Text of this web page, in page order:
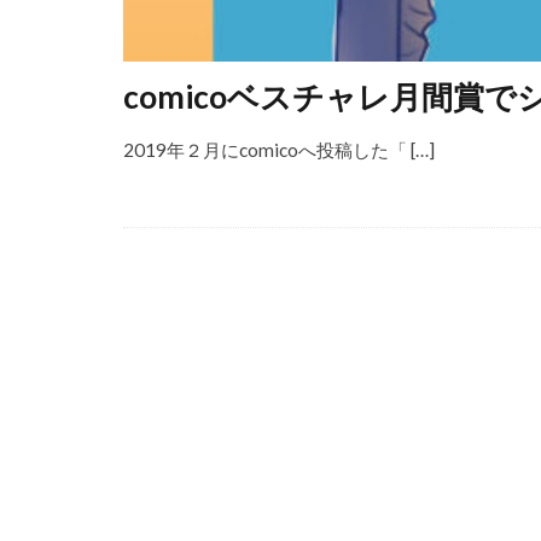
comicoベスチャレ月間賞で
2019年２月にcomicoへ投稿した「 […]